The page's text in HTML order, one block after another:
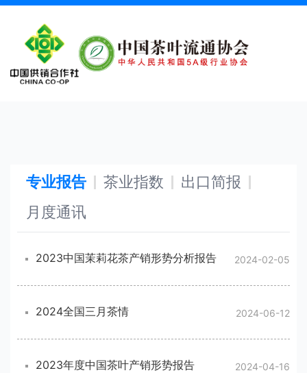
{__STYLE__}
专业报告 茶业指数
出口简报
月度通讯
2024-02-05
2023中国茉莉花茶产销形势分析报告
2024-06-12
2024全国三月茶情
2024-04-16
2023年度中国茶叶产销形势报告